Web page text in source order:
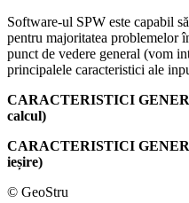
Software-ul SPW este capabil
pentru majoritatea problemelor
punct de vedere general (vom
principalele caracteristici ale
CARACTERISTICI
calcul)
CARACTERISTICI
ieșire)
© GeoStru